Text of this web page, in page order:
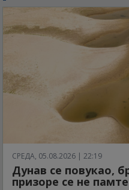
СРЕДА, 05.08.2026 | 22:19
Дунав се повукао,
призоре се не памте